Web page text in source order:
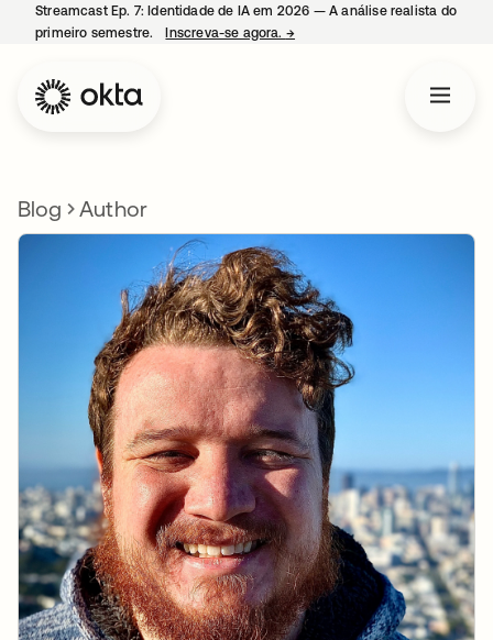
Streamcast Ep. 7: Identidade de IA em 2026 — A análise realista do
primeiro semestre.
Inscreva-se agora. →
Blog Author